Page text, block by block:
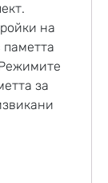
на
паметта
за